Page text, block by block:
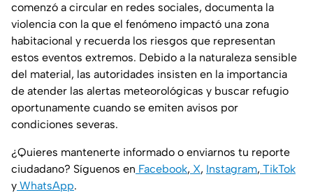
comenzó a circular en redes sociales, documenta la
violencia con la que el fenómeno impactó una zona
habitacional y recuerda los riesgos que representan
estos eventos extremos. Debido a la naturaleza sensible
del material, las autoridades insisten en la importancia
de atender las alertas meteorológicas y buscar refugio
oportunamente cuando se emiten avisos por
condiciones severas.
¿Quieres mantenerte informado o enviarnos tu reporte
ciudadano? Síguenos en Facebook, X, Instagram, TikTok
y WhatsApp.